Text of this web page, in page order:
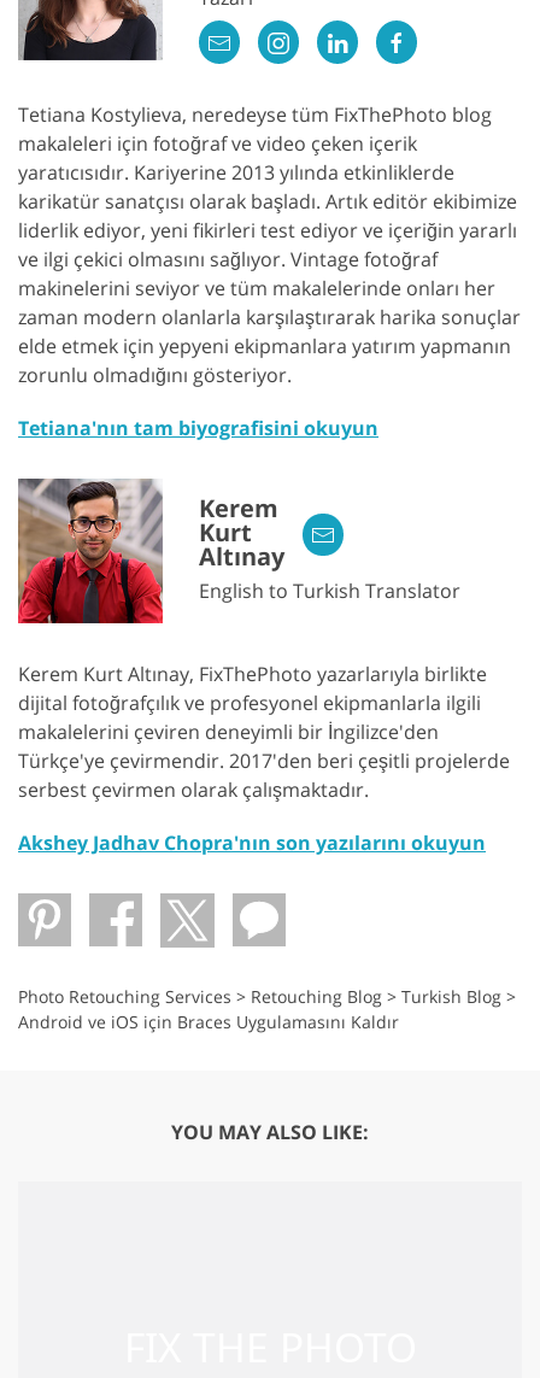
Tetiana Kostylieva, neredeyse tüm FixThePhoto blog
makaleleri için fotoğraf ve video çeken içerik
yaratıcısıdır. Kariyerine 2013 yılında etkinliklerde
karikatür sanatçısı olarak başladı. Artık editör ekibimize
liderlik ediyor, yeni fikirleri test ediyor ve içeriğin yararlı
ve ilgi çekici olmasını sağlıyor. Vintage fotoğraf
makinelerini seviyor ve tüm makalelerinde onları her
zaman modern olanlarla karşılaştırarak harika sonuçlar
elde etmek için yepyeni ekipmanlara yatırım yapmanın
zorunlu olmadığını gösteriyor.
Tetiana'nın tam biyografisini okuyun
Kerem
Kurt
Altınay
English to Turkish Translator
Kerem Kurt Altınay, FixThePhoto yazarlarıyla birlikte
dijital fotoğrafçılık ve profesyonel ekipmanlarla ilgili
makalelerini çeviren deneyimli bir İngilizce'den
Türkçe'ye çevirmendir. 2017'den beri çeşitli projelerde
serbest çevirmen olarak çalışmaktadır.
Akshey Jadhav Chopra'nın son yazılarını okuyun
Photo Retouching Services > Retouching Blog > Turkish Blog >
Android ve iOS için Braces Uygulamasını Kaldır
YOU MAY ALSO LIKE: